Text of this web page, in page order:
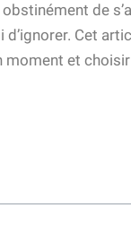
de
Cet
et